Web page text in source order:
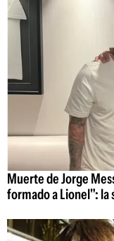
Muerte de Jorge
formado a Lionel": la